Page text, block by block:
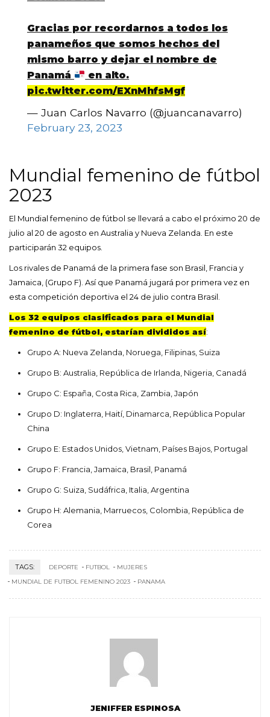
Gracias por recordarnos a todos los
panameños que somos hechos del
mismo barro y dejar el nombre de
Panamá
en alto.
pic.twitter.com/EXnMhfsMgf
— Juan Carlos Navarro (@juancanavarro)
February 23, 2023
Mundial femenino de fútbol
2023
El Mundial femenino de fútbol se llevará a cabo el próximo 20 de
julio al 20 de agosto en Australia y Nueva Zelanda. En este
participarán 32 equipos.
Los rivales de Panamá de la primera fase son Brasil, Francia y
Jamaica, (Grupo F). Así que Panamá jugará por primera vez en
esta competición deportiva el 24 de julio contra Brasil.
Los 32 equipos clasificados para el Mundial
femenino de fútbol, estarían divididos así:
Grupo A: Nueva Zelanda, Noruega, Filipinas, Suiza
Grupo B: Australia, República de Irlanda, Nigeria, Canadá
Grupo C: España, Costa Rica, Zambia, Japón
Grupo D: Inglaterra, Haití, Dinamarca, República Popular
China
Grupo E: Estados Unidos, Vietnam, Países Bajos, Portugal
Grupo F: Francia, Jamaica, Brasil, Panamá
Grupo G: Suiza, Sudáfrica, Italia, Argentina
Grupo H: Alemania, Marruecos, Colombia, República de
Corea
TAGS: DEPORTE FUTBOL
MUJERES
MUNDIAL DE FUTBOL FEMENINO 2023
PANAMA
JENIFFER ESPINOSA